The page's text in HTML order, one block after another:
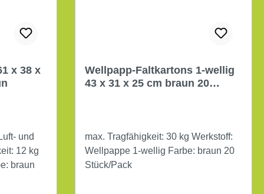
x 38 x
und
Farbe: braun
Wellpapp-Faltkartons 1-wellig
43 x 31 x 25 cm braun 20
max. Tragfähigkeit: 30 kg Werkstoff:
Wellpappe 1-wellig Farbe: braun 20
Stück/Pack